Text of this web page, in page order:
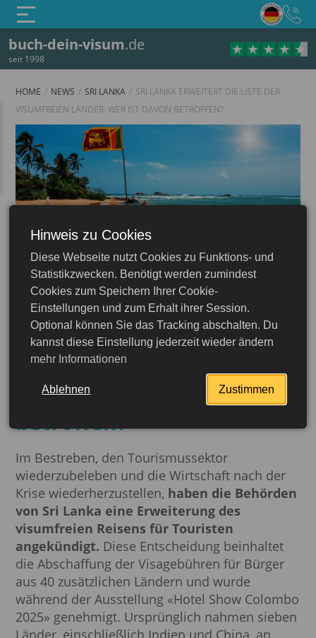
buch-dein-visum.de
seit 1998
Sri Lanka
jetzt beantragen
HOME NEWS SRI LANKA
SRI LANKA ERWEITERT DIE LISTE DER
VISUMFREIEN LÄNDER: WER IST DAVON BETROFFEN?
29.07.2025
Sri Lanka erweitert die
Liste der visumfreien
Länder: Wer ist davon
betroffen?
Im Bestreben, den Tourismussektor
wiederzubeleben und die Wirtschaft nach der
Krise wiederherzustellen, haben die Behörden
von Sri Lanka eine Erweiterung des
visumfreien Reisens für Touristen
angekündigt. Diese Entscheidung beinhaltet
die Abschaffung der Visagebühren für Bürger
aus 40 zusätzlichen Ländern und wurde
während der Ausstellung «Hotel Show Colombo
2025» genehmigt. Ursprünglich nahmen sieben
Länder, einschließlich Indien und China, an
Hinweis zu Cookies
Diese Webseite nutzt Cookies zu Funktions- und
Statistikzwecken. Benötigt werden zumindest
Cookies zum Speichern Ihrer Cookie-
Einstellungen und zum Erhalt ihrer Session.
Optional können Sie das Tracking abschalten. Du
kannst diese Einstellung jederzeit wieder ändern
mehr Informationen
Ablehnen Zustimmen